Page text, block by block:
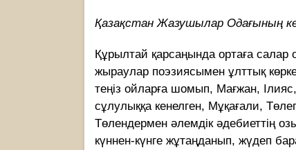
Қазақстан Жазушылар Одағының
Құрылтай қарсаңында ортаға
жыраулар поэзиясымен ұлттық
теңіз ойларға шомып, Мағжан,
сұлулыққа кенелген, Мұқағали,
Төлендермен әлемдік әдебиеттің
күннен-күнге жұтаңданып, жүдеп